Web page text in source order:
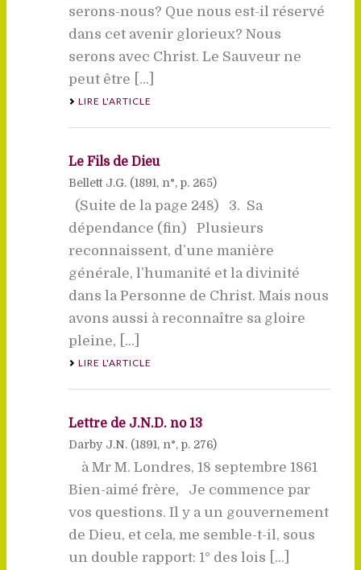
serons-nous? Que nous est-il réservé
dans cet avenir glorieux? Nous
serons avec Christ. Le Sauveur ne
peut être [...]
LIRE L'ARTICLE
Le Fils de Dieu
Bellett J.G. (1891, n°, p. 265)
(Suite de la page 248) 3. Sa
dépendance (fin) Plusieurs
reconnaissent, d’une manière
générale, l’humanité et la divinité
dans la Personne de Christ. Mais nous
avons aussi à reconnaître sa gloire
pleine, [...]
LIRE L'ARTICLE
Lettre de J.N.D. no 13
Darby J.N. (1891, n°, p. 276)
à Mr M. Londres, 18 septembre 1861
Bien-aimé frère, Je commence par
vos questions. Il y a un gouvernement
de Dieu, et cela, me semble-t-il, sous
un double rapport: 1° des lois [...]